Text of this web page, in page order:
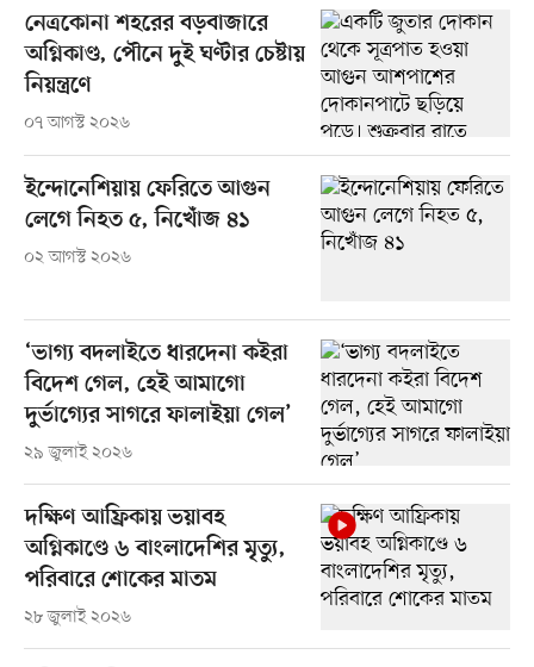
নেত্রকোনা শহরের বড়বাজারে
অগ্নিকাণ্ড, পৌনে দুই ঘণ্টার চেষ্টায়
নিয়ন্ত্রণে
০৭ আগস্ট ২০২৬
ইন্দোনেশিয়ায় ফেরিতে আগুন
লেগে নিহত ৫, নিখোঁজ ৪১
০২ আগস্ট ২০২৬
‘ভাগ্য বদলাইতে ধারদেনা কইরা
বিদেশ গেল, হেই আমাগো
দুর্ভাগ্যের সাগরে ফালাইয়া গেল’
২৯ জুলাই ২০২৬
দক্ষিণ আফ্রিকায় ভয়াবহ
অগ্নিকাণ্ডে ৬ বাংলাদেশির মৃত্যু,
পরিবারে শোকের মাতম
২৮ জুলাই ২০২৬